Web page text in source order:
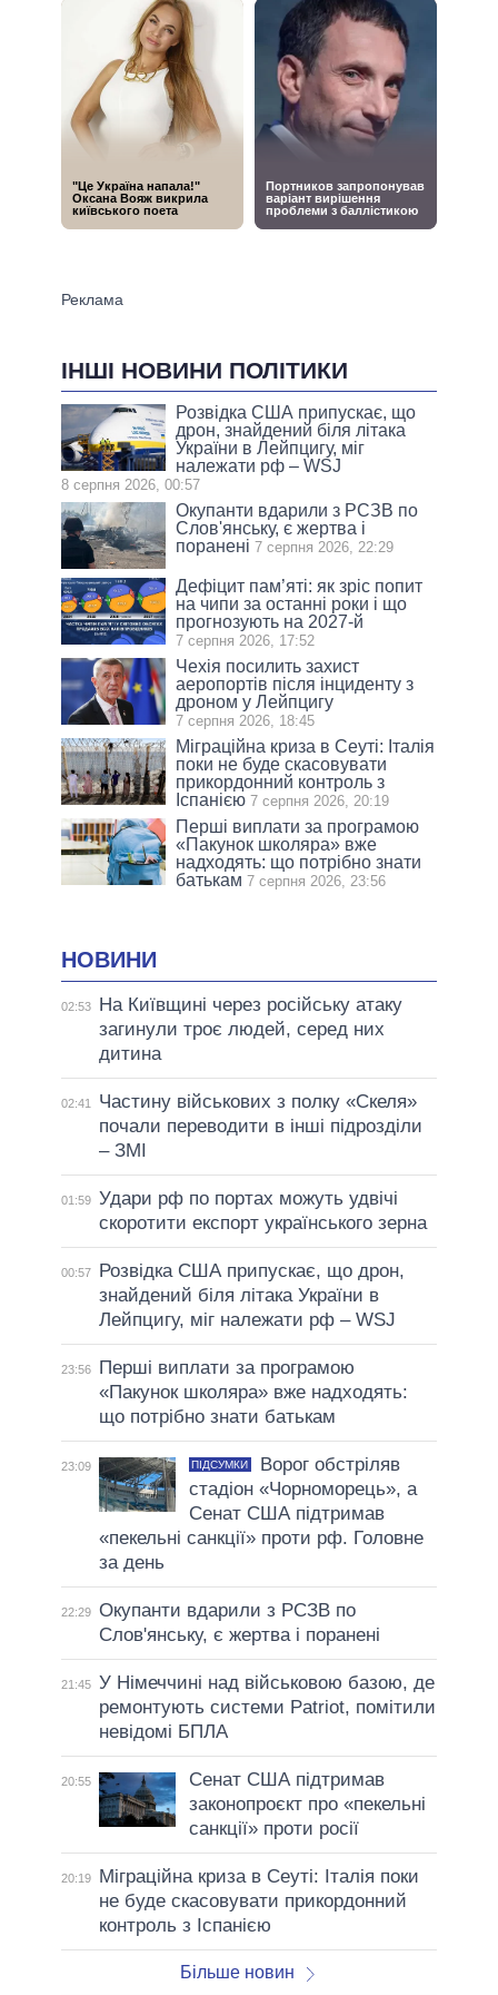
ІНШІ НОВИНИ ПОЛІТИКИ
Розвідка США припускає, що
дрон, знайдений біля літака
України в Лейпцигу, міг
належати рф – WSJ
8 серпня 2026, 00:57
Окупанти вдарили з РСЗВ по
Слов'янську, є жертва і
поранені 7 серпня 2026, 22:29
Дефіцит пам’яті: як зріс попит
на чипи за останні роки і що
прогнозують на 2027-й
7 серпня 2026, 17:52
Чехія посилить захист
аеропортів після інциденту з
дроном у Лейпцигу
7 серпня 2026, 18:45
Міграційна криза в Сеуті: Італія
поки не буде скасовувати
прикордонний контроль з
Іспанією 7 серпня 2026, 20:19
Перші виплати за програмою
«Пакунок школяра» вже
надходять: що потрібно знати
батькам 7 серпня 2026, 23:56
НОВИНИ
02:53
На Київщині через російську атаку
загинули троє людей, серед них
дитина
02:41
Частину військових з полку «Скеля»
почали переводити в інші підрозділи
– ЗМІ
01:59 Удари рф по портах можуть удвічі
скоротити експорт українського зерна
00:57
Розвідка США припускає, що дрон,
знайдений біля літака України в
Лейпцигу, міг належати рф – WSJ
23:56
Перші виплати за програмою
«Пакунок школяра» вже надходять:
що потрібно знати батькам
23:09 ПІДСУМКИ
Ворог обстріляв
стадіон «Чорноморець», а
Сенат США підтримав
«пекельні санкції» проти рф. Головне
за день
22:29 Окупанти вдарили з РСЗВ по
Слов'янську, є жертва і поранені
21:45 У Німеччині над військовою базою, де
ремонтують системи Patriot, помітили
невідомі БПЛА
20:55
Сенат США підтримав
законопроєкт про «пекельні
санкції» проти росії
20:19
Міграційна криза в Сеуті: Італія поки
не буде скасовувати прикордонний
контроль з Іспанією
Більше новин